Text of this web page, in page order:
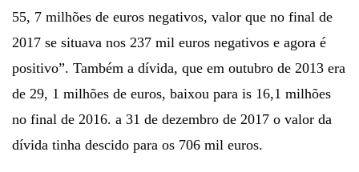
55, 7 milhões de euros negativos, valor que no final de
2017 se situava nos 237 mil euros negativos e agora é
positivo”. Também a dívida, que em outubro de 2013 era
de 29, 1 milhões de euros, baixou para is 16,1 milhões
no final de 2016. a 31 de dezembro de 2017 o valor da
dívida tinha descido para os 706 mil euros.